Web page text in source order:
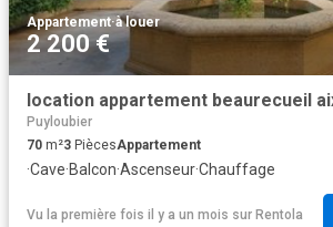
Appartement·à louer
2 200 €
Puyloubier
70 m²3 PiècesAppartement
·Cave·Balcon·Ascenseur·Chauffage
Vu la première fois il y a un mois sur Rentola